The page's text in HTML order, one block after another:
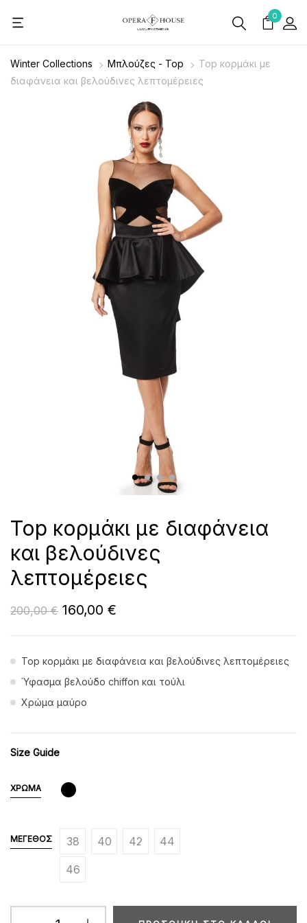
0
Winter Collections Μπλούζες - Top
Top κορμάκι με
διαφάνεια και βελούδινες λεπτομέρειες
Top κορμάκι με διαφάνεια
και βελούδινες
λεπτομέρειες
200,00€ 160,00 €
Top κορμάκι με διαφάνεια και βελούδινες λεπτομέρειες
Ύφασμα βελούδο chiffon και τούλι
Χρώμα μαύρο
Size Guide
ΧΡΏΜΑ
ΜΈΓΕΘΟΣ 38 40 42 44
46